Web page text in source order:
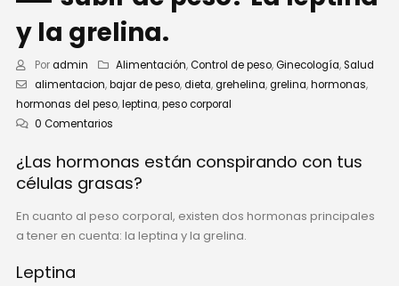
y la grelina.
Por admin Alimentación,Control de peso,Ginecología,Salud
alimentacion,bajar de peso,dieta,grehelina,grelina,hormonas,
hormonas del peso,leptina,peso corporal
0 Comentarios
¿Las hormonas están conspirando con tus
células grasas?
En cuanto al peso corporal, existen dos hormonas principales
a tener en cuenta: la leptina y la grelina.
Leptina